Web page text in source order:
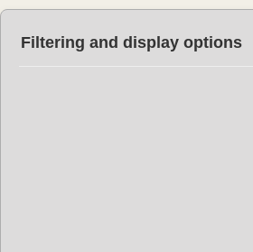
Filtering and display options